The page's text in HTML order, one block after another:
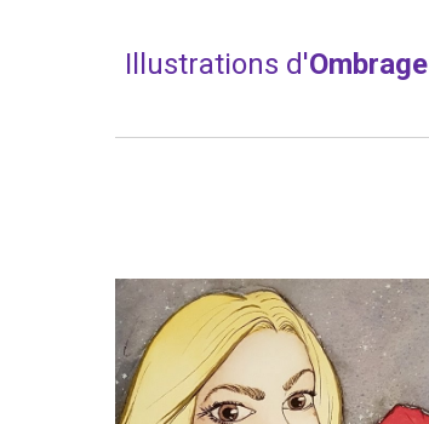
Illustrations d'Ombrage